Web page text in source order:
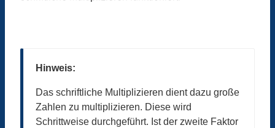
Hinweis:
Das schriftliche Multiplizieren dient dazu große
Zahlen zu multiplizieren. Diese wird
Schrittweise durchgeführt. Ist der zweite Faktor